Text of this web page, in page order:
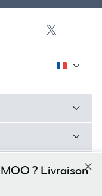
? Livraison